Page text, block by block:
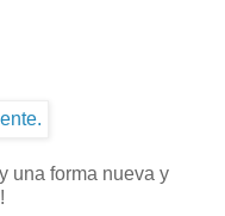
una forma nueva y